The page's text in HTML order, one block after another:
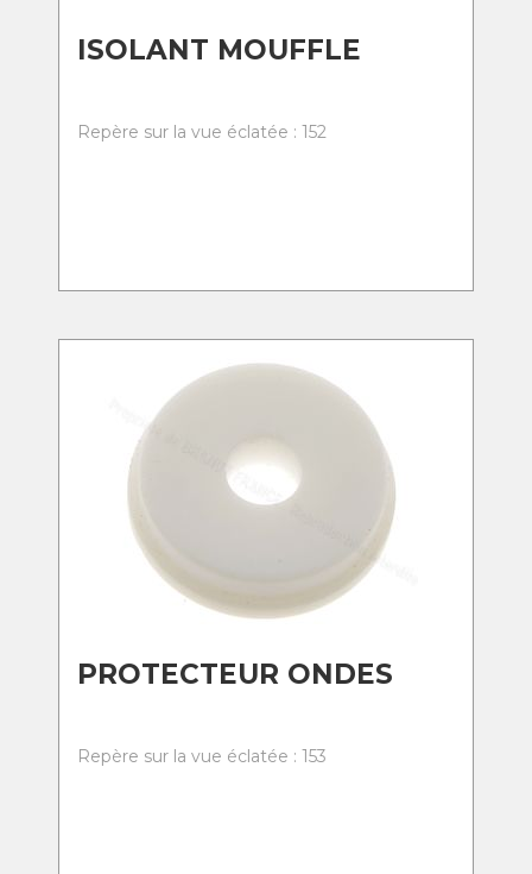
ISOLANT MOUFFLE
Repère sur la vue éclatée : 152
PROTECTEUR ONDES
Repère sur la vue éclatée : 153